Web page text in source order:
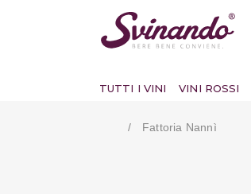
TUTTI I VINI VINI ROSSI
Fattoria Nannì